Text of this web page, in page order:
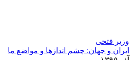
وزیر فتحی
ایران و جهان: چشم اندازها و مواضع ما